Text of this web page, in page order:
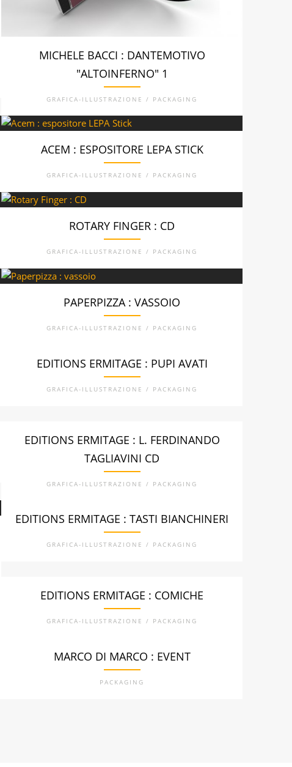
MICHELE BACCI : DANTEMOTIVO
"ALTOINFERNO" 1
GRAFICA-ILLUSTRAZIONE / PACKAGING
ACEM : ESPOSITORE LEPA STICK
GRAFICA-ILLUSTRAZIONE / PACKAGING
ROTARY FINGER : CD
GRAFICA-ILLUSTRAZIONE / PACKAGING
PAPERPIZZA : VASSOIO
GRAFICA-ILLUSTRAZIONE / PACKAGING
EDITIONS ERMITAGE : PUPI AVATI
GRAFICA-ILLUSTRAZIONE / PACKAGING
EDITIONS ERMITAGE : L. FERDINANDO
TAGLIAVINI CD
GRAFICA-ILLUSTRAZIONE / PACKAGING
EDITIONS ERMITAGE : TASTI BIANCHINERI
GRAFICA-ILLUSTRAZIONE / PACKAGING
EDITIONS ERMITAGE : COMICHE
GRAFICA-ILLUSTRAZIONE / PACKAGING
MARCO DI MARCO : EVENT
PACKAGING